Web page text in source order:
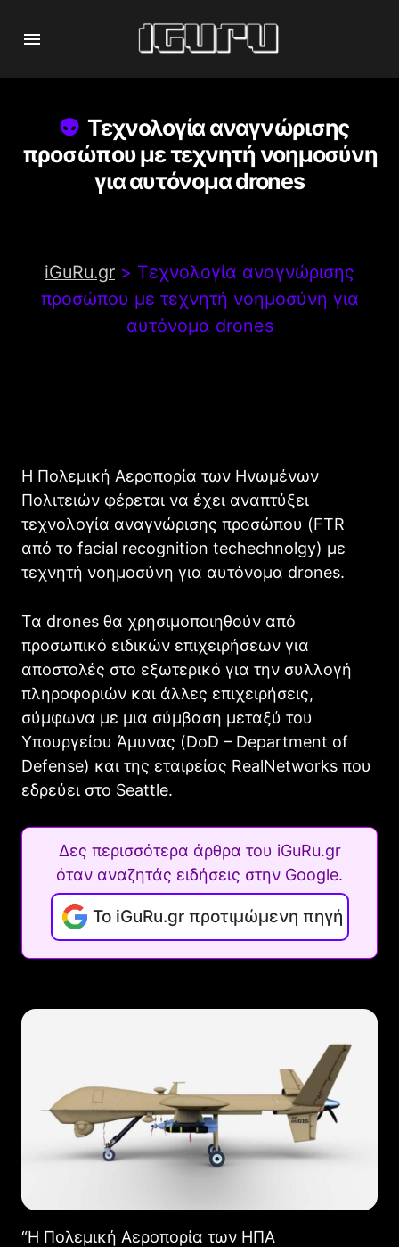
Τεχνολογία αναγνώρισης
προσώπου με τεχνητή νοημοσύνη
για αυτόνομα drones
iGuRu.gr > Τεχνολογία αναγνώρισης
προσώπου με τεχνητή νοημοσύνη για
αυτόνομα drones
Η Πολεμική Αεροπορία των Ηνωμένων
Πολιτειών φέρεται να έχει αναπτύξει
τεχνολογία αναγνώρισης προσώπου (FTR
από το facial recognition techechnolgy) με
τεχνητή νοημοσύνη για αυτόνομα drones.
Τα drones θα χρησιμοποιηθούν από
προσωπικό ειδικών επιχειρήσεων για
αποστολές στο εξωτερικό για την συλλογή
πληροφοριών και άλλες επιχειρήσεις,
σύμφωνα με μια σύμβαση μεταξύ του
Υπουργείου Άμυνας (DoD – Department of
Defense) και της εταιρείας RealNetworks που
εδρεύει στο Seattle.
Δες περισσότερα άρθρα του iGuRu.gr
όταν αναζητάς ειδήσεις στην Google.
Το iGuRu.gr προτιμώμενη πηγή
“Η Πολεμική Αεροπορία των ΗΠΑ